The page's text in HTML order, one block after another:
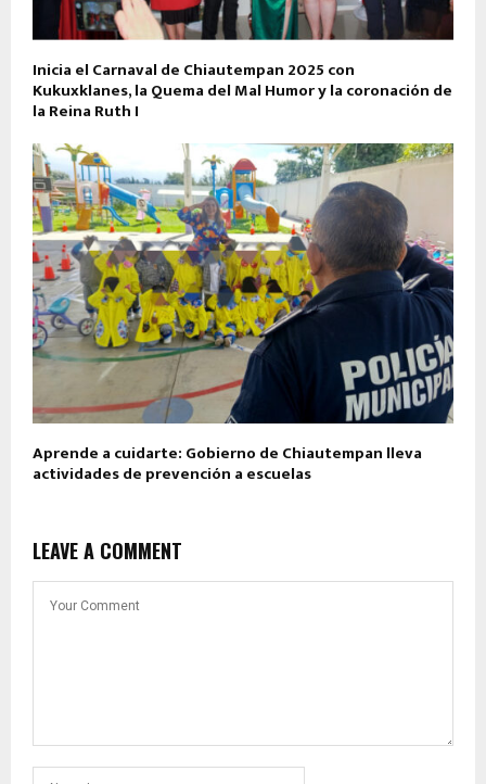
Inicia el Carnaval de Chiautempan 2025 con
Kukuxklanes, la Quema del Mal Humor y la coronación de
la Reina Ruth I
Aprende a cuidarte: Gobierno de Chiautempan lleva
actividades de prevención a escuelas
LEAVE A COMMENT